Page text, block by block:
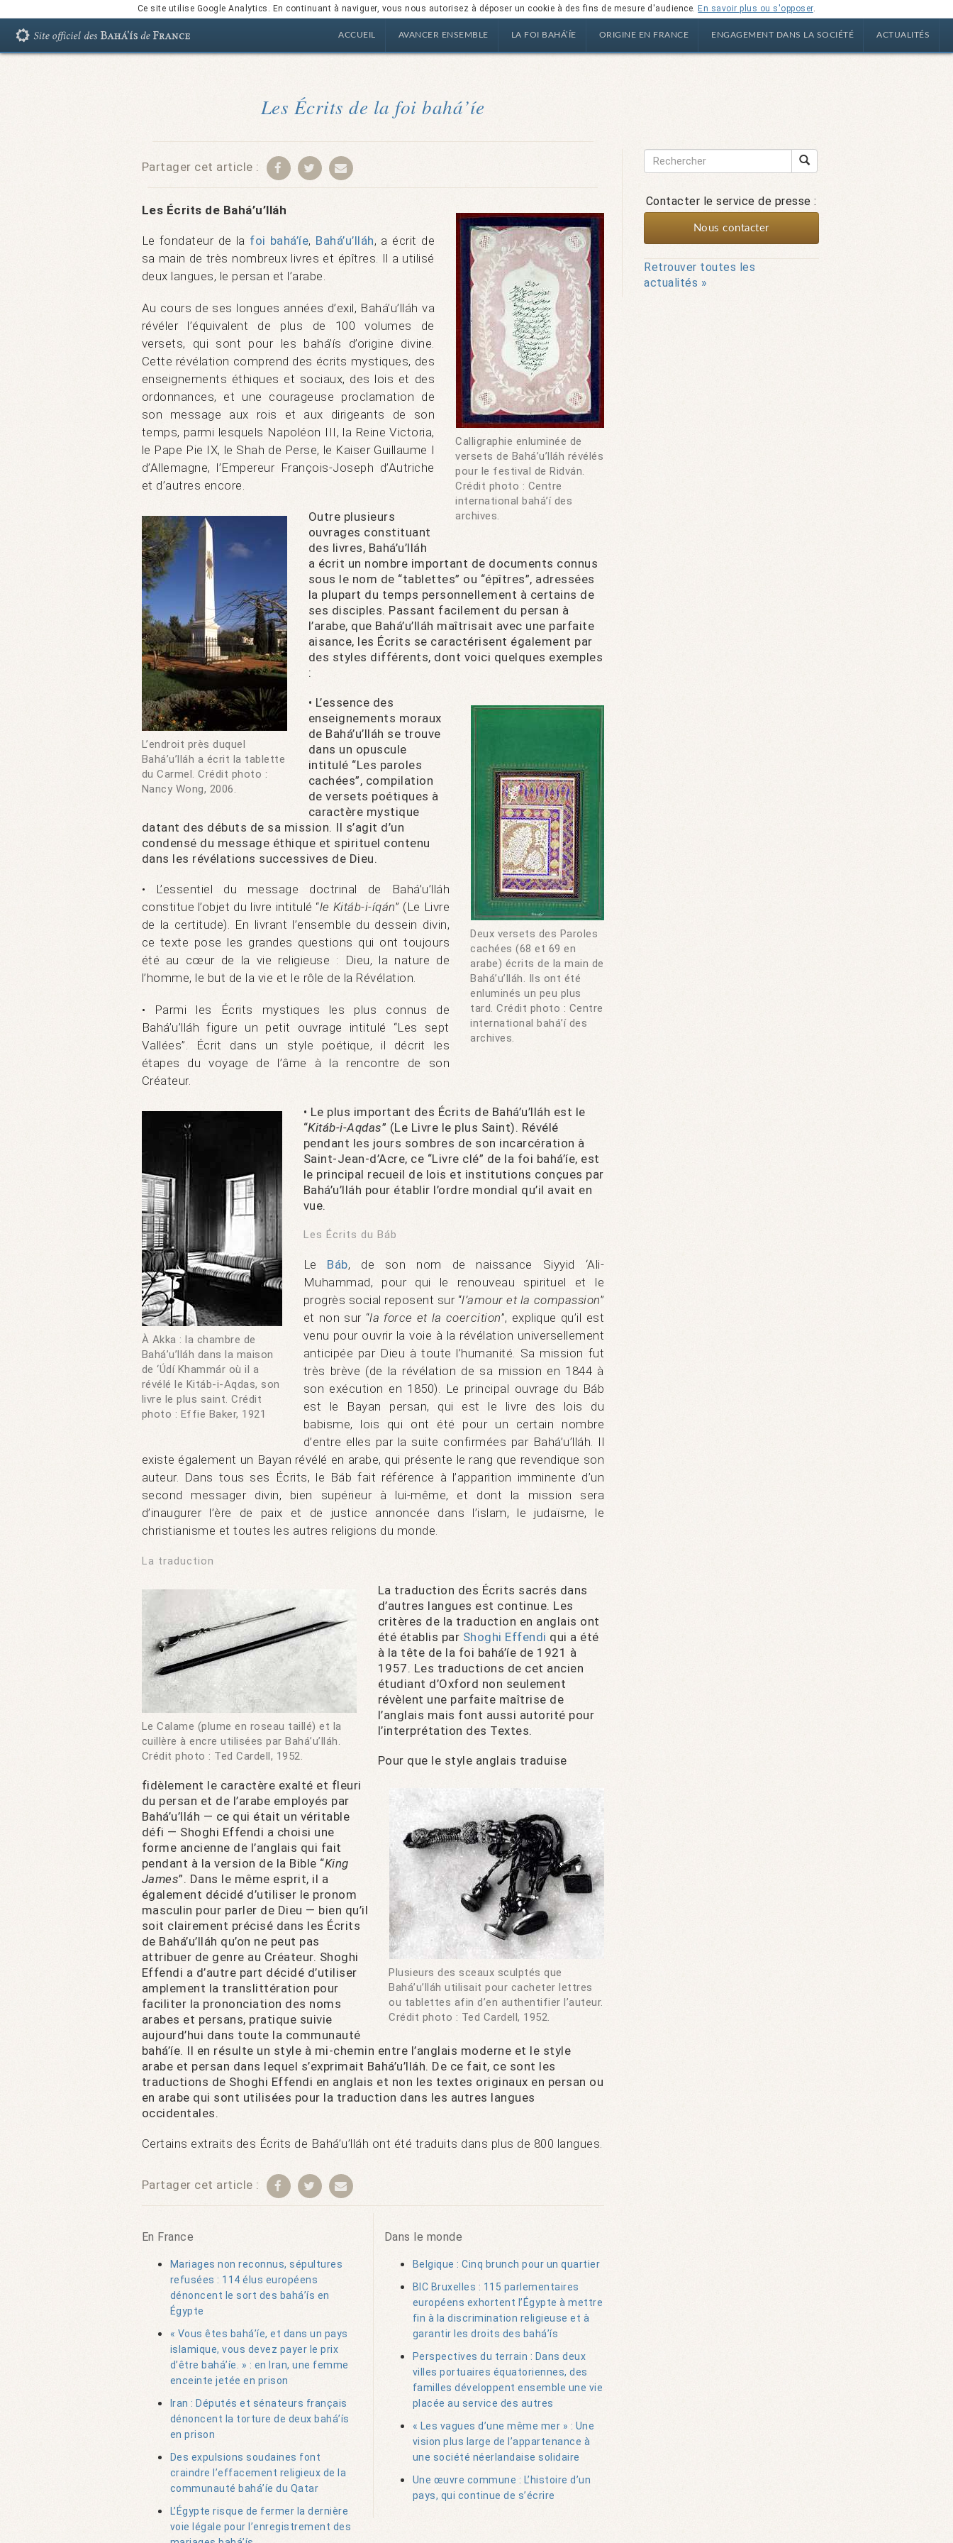
Ce site utilise Google Analytics. En continuant à naviguer, vous nous autorisez à déposer un cookie à des fins de mesure d'audience. En savoir plus ou s'opposer.
ACCUEIL AVANCER ENSEMBLE LA FOI BAHÁ’ÍE ORIGINE EN FRANCE ENGAGEMENT DANS LA SOCIÉTÉ ACTUALITÉS
Les Écrits de la foi bahá’íe
Partager cet article :
Calligraphie enluminée de
versets de Bahá’u’lláh révélés
pour le festival de Ridván.
Crédit photo : Centre
international bahá’í des
archives.
Les Écrits de Bahá’u’lláh
Le fondateur de la foi bahá’íe, Bahá’u’lláh, a écrit de
sa main de très nombreux livres et épîtres. Il a utilisé
deux langues, le persan et l’arabe.
Au cours de ses longues années d’exil, Bahá’u’lláh va
révéler l’équivalent de plus de 100 volumes de
versets, qui sont pour les bahá’ís d’origine divine.
Cette révélation comprend des écrits mystiques, des
enseignements éthiques et sociaux, des lois et des
ordonnances, et une courageuse proclamation de
son message aux rois et aux dirigeants de son
temps, parmi lesquels Napoléon III, la Reine Victoria,
le Pape Pie IX, le Shah de Perse, le Kaiser Guillaume I
d’Allemagne, l’Empereur François-Joseph d’Autriche
et d’autres encore.
L’endroit près duquel
Bahá’u’lláh a écrit la tablette
du Carmel. Crédit photo :
Nancy Wong, 2006.
Outre plusieurs
ouvrages constituant
des livres, Bahá’u’lláh
a écrit un nombre important de documents connus
sous le nom de “tablettes” ou “épîtres”, adressées
la plupart du temps personnellement à certains de
ses disciples. Passant facilement du persan à
l’arabe, que Bahá’u’lláh maîtrisait avec une parfaite
aisance, les Écrits se caractérisent également par
des styles différents, dont voici quelques exemples
:
Deux versets des Paroles
cachées (68 et 69 en
arabe) écrits de la main de
Bahá’u’lláh. Ils ont été
enluminés un peu plus
tard. Crédit photo : Centre
international bahá’í des
archives.
• L’essence des
enseignements moraux
de Bahá’u’lláh se trouve
dans un opuscule
intitulé “Les paroles
cachées”, compilation
de versets poétiques à
caractère mystique
datant des débuts de sa mission. Il s’agit d’un
condensé du message éthique et spirituel contenu
dans les révélations successives de Dieu.
• L’essentiel du message doctrinal de Bahá’u’lláh
constitue l’objet du livre intitulé “le Kitáb-i-íqán” (Le Livre
de la certitude). En livrant l’ensemble du dessein divin,
ce texte pose les grandes questions qui ont toujours
été au cœur de la vie religieuse : Dieu, la nature de
l’homme, le but de la vie et le rôle de la Révélation.
• Parmi les Écrits mystiques les plus connus de
Bahá’u’lláh figure un petit ouvrage intitulé “Les sept
Vallées”. Écrit dans un style poétique, il décrit les
étapes du voyage de l’âme à la rencontre de son
Créateur.
À Akka : la chambre de
Bahá’u’lláh dans la maison
de ‘Údí Khammár où il a
révélé le Kitáb-i-Aqdas, son
livre le plus saint. Crédit
photo : Effie Baker, 1921
• Le plus important des Écrits de Bahá’u’lláh est le
“Kitáb-i-Aqdas” (Le Livre le plus Saint). Révélé
pendant les jours sombres de son incarcération à
Saint-Jean-d’Acre, ce “Livre clé” de la foi bahá’íe, est
le principal recueil de lois et institutions conçues par
Bahá’u’lláh pour établir l’ordre mondial qu’il avait en
vue.
Les Écrits du Báb
Le Báb, de son nom de naissance Siyyid ‘Ali-
Muhammad, pour qui le renouveau spirituel et le
progrès social reposent sur “l’amour et la compassion”
et non sur “la force et la coercition”, explique qu’il est
venu pour ouvrir la voie à la révélation universellement
anticipée par Dieu à toute l’humanité. Sa mission fut
très brève (de la révélation de sa mission en 1844 à
son exécution en 1850). Le principal ouvrage du Báb
est le Bayan persan, qui est le livre des lois du
babisme, lois qui ont été pour un certain nombre
d’entre elles par la suite confirmées par Bahá’u’lláh. Il
existe également un Bayan révélé en arabe, qui présente le rang que revendique son
auteur. Dans tous ses Écrits, le Báb fait référence à l’apparition imminente d’un
second messager divin, bien supérieur à lui-même, et dont la mission sera
d’inaugurer l’ère de paix et de justice annoncée dans l’islam, le judaïsme, le
christianisme et toutes les autres religions du monde.
La traduction
Le Calame (plume en roseau taillé) et la
cuillère à encre utilisées par Bahá’u’lláh.
Crédit photo : Ted Cardell, 1952.
La traduction des Écrits sacrés dans
d’autres langues est continue. Les
critères de la traduction en anglais ont
été établis par Shoghi Effendi qui a été
à la tête de la foi bahá’íe de 1921 à
1957. Les traductions de cet ancien
étudiant d’Oxford non seulement
révèlent une parfaite maîtrise de
l’anglais mais font aussi autorité pour
l’interprétation des Textes.
Plusieurs des sceaux sculptés que
Bahá’u’lláh utilisait pour cacheter lettres
ou tablettes afin d’en authentifier l’auteur.
Crédit photo : Ted Cardell, 1952.
Pour que le style anglais traduise
fidèlement le caractère exalté et fleuri
du persan et de l’arabe employés par
Bahá’u’lláh — ce qui était un véritable
défi — Shoghi Effendi a choisi une
forme ancienne de l’anglais qui fait
pendant à la version de la Bible “King
James”. Dans le même esprit, il a
également décidé d’utiliser le pronom
masculin pour parler de Dieu — bien qu’il
soit clairement précisé dans les Écrits
de Bahá’u’lláh qu’on ne peut pas
attribuer de genre au Créateur. Shoghi
Effendi a d’autre part décidé d’utiliser
amplement la translittération pour
faciliter la prononciation des noms
arabes et persans, pratique suivie
aujourd’hui dans toute la communauté
bahá’íe. Il en résulte un style à mi-chemin entre l’anglais moderne et le style
arabe et persan dans lequel s’exprimait Bahá’u’lláh. De ce fait, ce sont les
traductions de Shoghi Effendi en anglais et non les textes originaux en persan ou
en arabe qui sont utilisées pour la traduction dans les autres langues
occidentales.
Certains extraits des Écrits de Bahá’u’lláh ont été traduits dans plus de 800 langues.
Partager cet article :
En France
Mariages non reconnus, sépultures
refusées : 114 élus européens
dénoncent le sort des bahá’ís en
Égypte
« Vous êtes bahá’íe, et dans un pays
islamique, vous devez payer le prix
d’être bahá’íe. » : en Iran, une femme
enceinte jetée en prison
Iran : Députés et sénateurs français
dénoncent la torture de deux bahá’ís
en prison
Des expulsions soudaines font
craindre l’effacement religieux de la
communauté bahá’íe du Qatar
L’Égypte risque de fermer la dernière
voie légale pour l’enregistrement des
Dans le monde
Belgique : Cinq brunch pour un quartier
BIC Bruxelles : 115 parlementaires
européens exhortent l’Égypte à mettre
fin à la discrimination religieuse et à
garantir les droits des bahá’ís
Perspectives du terrain : Dans deux
villes portuaires équatoriennes, des
familles développent ensemble une vie
placée au service des autres
« Les vagues d’une même mer » : Une
vision plus large de l’appartenance à
une société néerlandaise solidaire
Une œuvre commune : L’histoire d’un
pays, qui continue de s’écrire
Contacter le service de presse :
Nous contacter
Retrouver toutes les
actualités »